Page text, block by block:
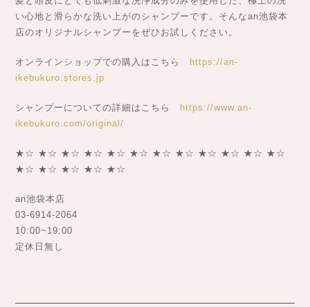
い心地と滑らかな洗い上がのシャンプーです。そんなan池袋本
店のオリジナルシャンプーをぜひお試しください。
オンラインショップでの購入はこちら https://an-
ikebukuro.stores.jp
シャンプーについての詳細はこちら https://www.an-
ikebukuro.com/original/
★☆ ★☆ ★☆ ★☆ ★☆ ★☆ ★☆ ★☆ ★☆ ★☆ ★☆ ★☆
★☆ ★☆ ★☆ ★☆ ★☆
an池袋本店
03-6914-2064
10:00~19:00
定休日無し